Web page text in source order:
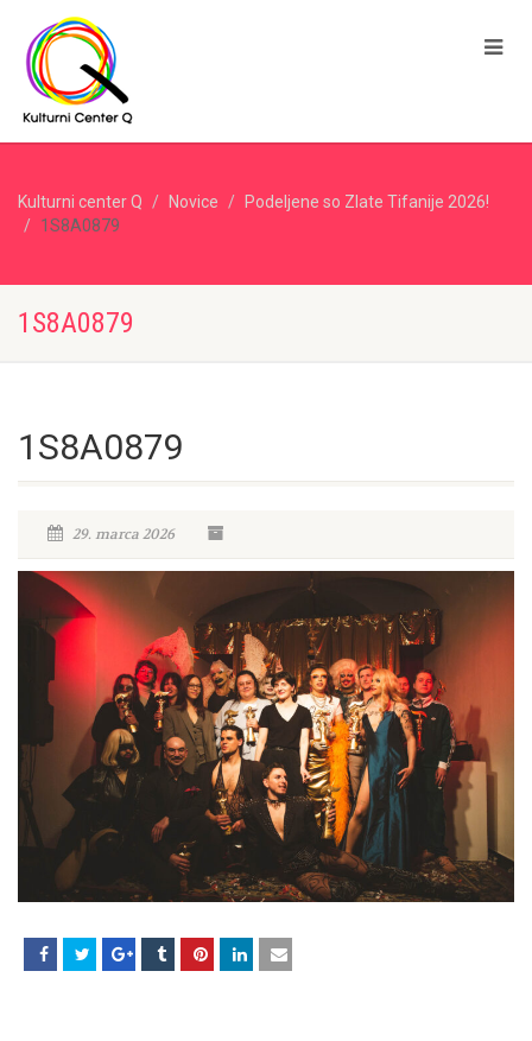
Kulturni center Q Novice
Podeljene so Zlate Tifanije 2026!
1S8A0879
1S8A0879
1S8A0879
29. marca 2026